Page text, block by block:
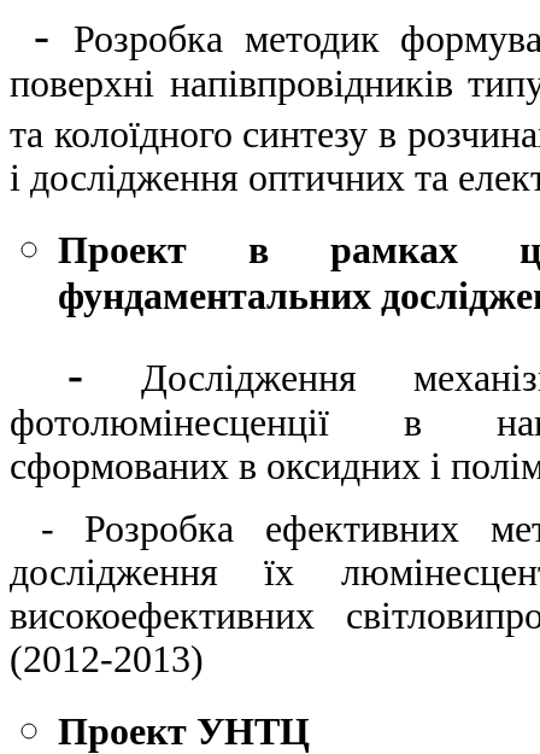
-
Розробка методик
поверхні напівпровідників
та колоїдного синтезу в
і дослідження оптичних та
Проект в рамках
фундаментальних
-
Дослідження
фотолюмінесценції в
сформованих в оксидних і
- Розробка ефективних
дослідження їх
високоефективних
(2012-2013)
Проект УНТЦ